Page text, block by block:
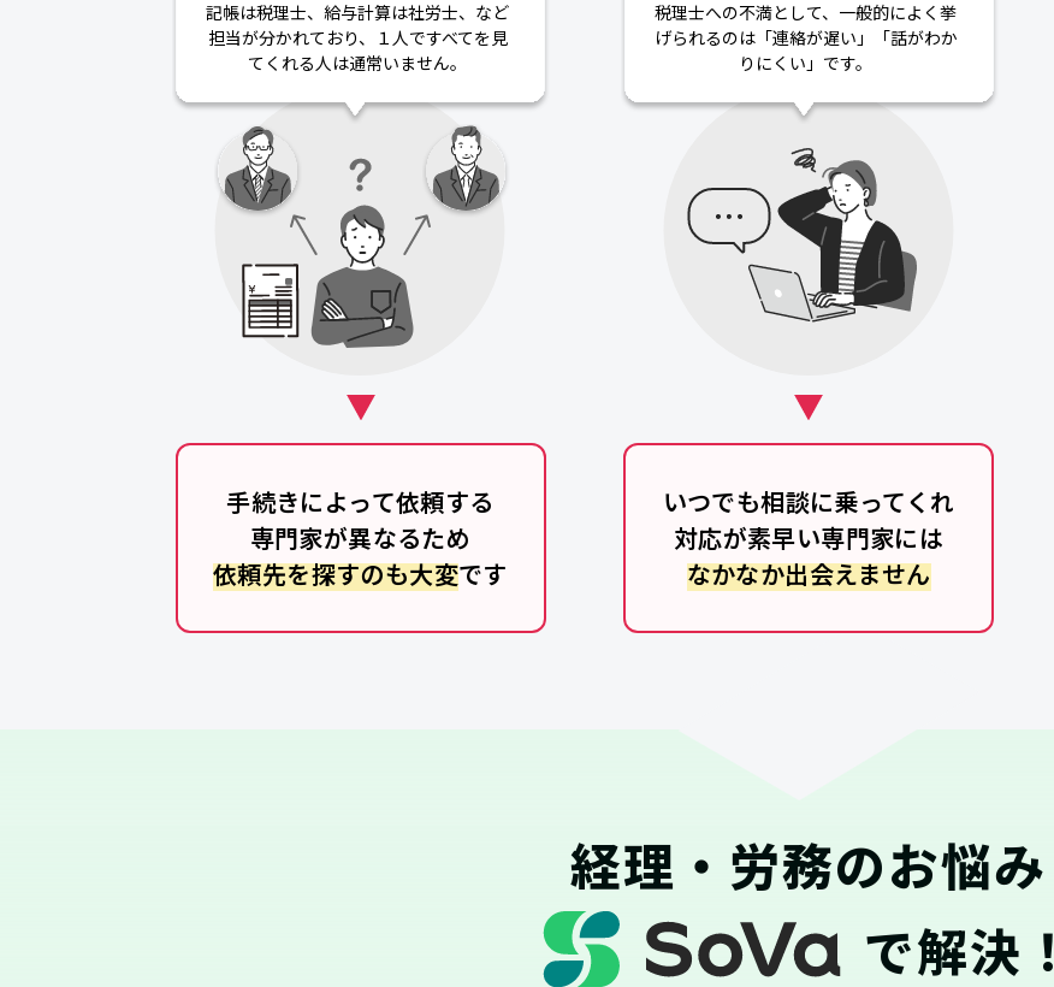
記帳は税理士、給与計算は社労士、など
担当が分かれており、１人ですべてを見
てくれる人は通常いません。
手続きによって依頼する
専門家が異なるため
依頼先を探すのも大変です
税理士への不満として、一般的によく挙
げられるのは「連絡が遅い」「話がわか
りにくい」です。
いつでも相談に乗ってくれ
対応が素早い専門家には
なかなか出会えません
経理・労務のお悩み
で解決！